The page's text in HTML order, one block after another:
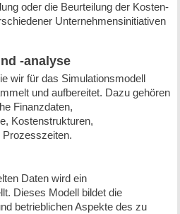
oder die Beurteilung der Kosten-
Unternehmensinitiativen
-analyse
wir für das Simulationsmodell
und aufbereitet. Dazu gehören
Finanzdaten,
Kostenstrukturen,
Prozesszeiten.
Daten wird ein
Dieses Modell bildet die
betrieblichen Aspekte des zu